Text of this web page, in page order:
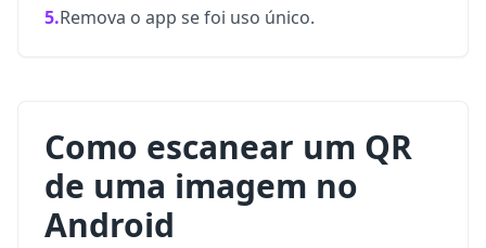
5.Remova o app se foi uso único.
Como escanear um QR
de uma imagem no
Android